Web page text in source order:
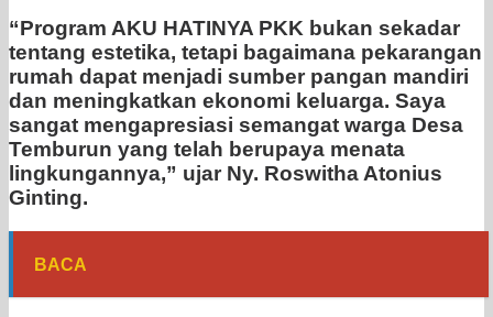
“Program AKU HATINYA PKK bukan sekadar
tentang estetika, tetapi bagaimana pekarangan
rumah dapat menjadi sumber pangan mandiri
dan meningkatkan ekonomi keluarga. Saya
sangat mengapresiasi semangat warga Desa
Temburun yang telah berupaya menata
lingkungannya,” ujar Ny. Roswitha Atonius
Ginting.
BACA